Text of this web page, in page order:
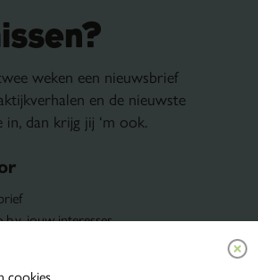
weken een nieuwsbrief
en de nieuwste
dan krijg jij ‘m ook.
jouw interesses